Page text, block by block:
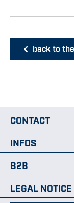
back to
CONTACT
INFOS
B2B
LEGAL NOTICE